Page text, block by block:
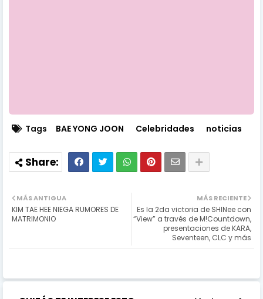
Tags BAE YONG JOON Celebridades noticias
MÁS RECIENTE
Es la 2da victoria de SHINee con
“View” a través de M!Countdown,
presentaciones de KARA,
Seventeen, CLC y más
MÁS ANTIGUA
KIM TAE HEE NIEGA RUMORES DE
MATRIMONIO